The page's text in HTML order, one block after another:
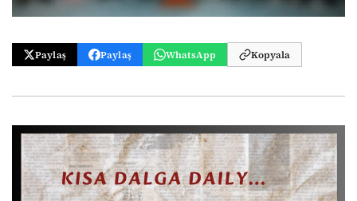
Paylaş Paylaş WhatsApp Kopyala